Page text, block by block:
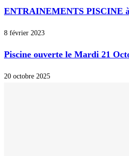
ENTRAINEMENTS PISCINE
8 février 2023
Piscine ouverte le Mardi 21
20 octobre 2025